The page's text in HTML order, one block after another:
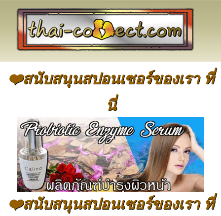
❤️สนับสนุนสปอนเซอร์ของเรา ที่
นี่
❤️สนับสนุนสปอนเซอร์ของเรา ที่